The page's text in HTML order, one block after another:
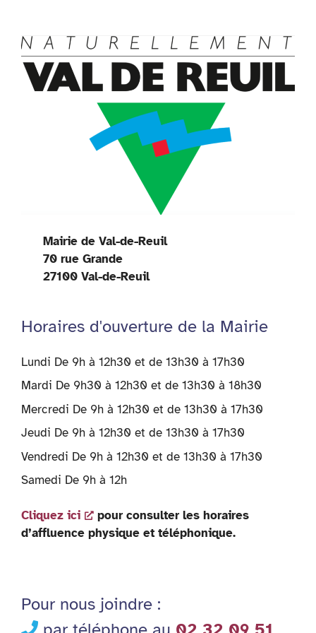
Mairie de Val-de-Reuil
70 rue Grande
27100 Val-de-Reuil
Horaires d'ouverture de la Mairie
Lundi De 9h à 12h30 et de 13h30 à 17h30
Mardi De 9h30 à 12h30 et de 13h30 à 18h30
Mercredi De 9h à 12h30 et de 13h30 à 17h30
Jeudi De 9h à 12h30 et de 13h30 à 17h30
Vendredi De 9h à 12h30 et de 13h30 à 17h30
Samedi De 9h à 12h
Cliquez ici
pour consulter les horaires
d’affluence physique et téléphonique.
Pour nous joindre :